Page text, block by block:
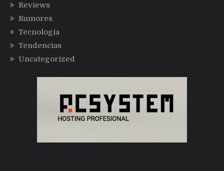
Reviews
Rumores
Tecnología
Tendencias
Uncategorized